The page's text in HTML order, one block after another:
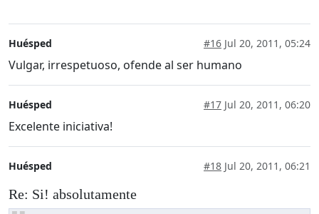
Huésped #16 Jul 20, 2011, 05:24
Vulgar, irrespetuoso, ofende al ser humano
Huésped #17 Jul 20, 2011, 06:20
Excelente iniciativa!
Huésped #18 Jul 20, 2011, 06:21
Re: Si! absolutamente